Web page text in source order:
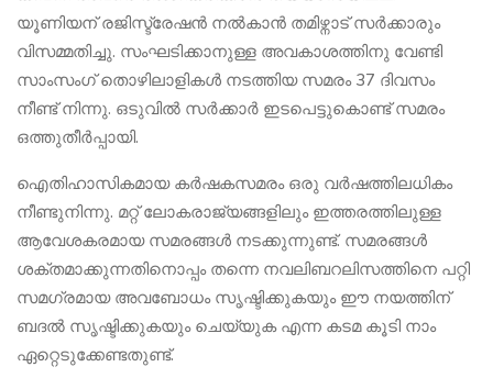
യൂണിയന് രജിസ്ട്രേഷൻ നൽകാൻ തമിഴ്നാട് സർക്കാരും
വിസമ്മതിച്ചു. സംഘടിക്കാനുള്ള അവകാശത്തിനു വേണ്ടി
സാംസംഗ് തൊഴിലാളികൾ നടത്തിയ സമരം 37 ദിവസം
നീണ്ട് നിന്നു. ഒടുവിൽ സർക്കാർ ഇടപെട്ടുകൊണ്ട് സമരം
ഒത്തുതീർപ്പായി.
ഐതിഹാസികമായ കർഷകസമരം ഒരു വർഷത്തിലധികം
നീണ്ടുനിന്നു. മറ്റ് ലോകരാജ്യങ്ങളിലും ഇത്തരത്തിലുള്ള
ആവേശകരമായ സമരങ്ങൾ നടക്കുന്നുണ്ട്. സമരങ്ങൾ
ശക്തമാക്കുന്നതിനൊപ്പം തന്നെ നവലിബറലിസത്തിനെ പറ്റി
സമഗ്രമായ അവബോധം സൃഷ്ടിക്കുകയും ഈ നയത്തിന്
ബദൽ സൃഷ്ടിക്കുകയും ചെയ്യുക എന്ന കടമ കൂടി നാം
ഏറ്റെടുക്കേണ്ടതുണ്ട്.